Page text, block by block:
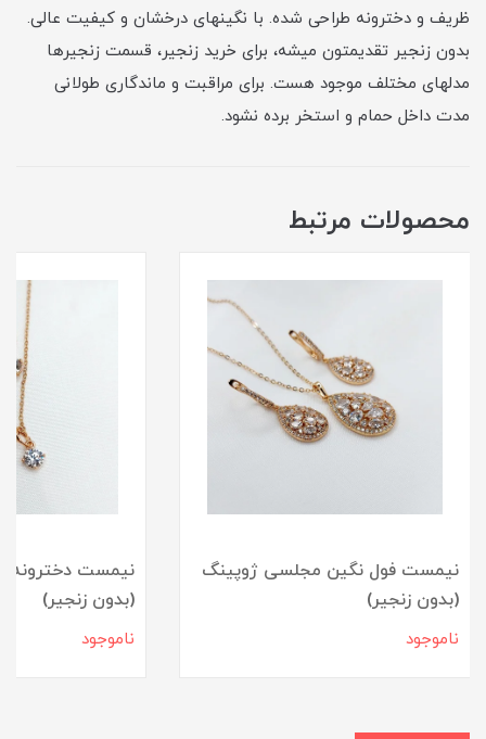
ظریف و دخترونه طراحی شده. با نگینهای درخشان و کیفیت عالی.
بدون زنجیر تقدیمتون میشه، برای خرید زنجیر، قسمت زنجیرها
مدلهای مختلف موجود هست. برای مراقبت و ماندگاری طولانی
مدت داخل حمام و استخر برده نشود.
محصولات مرتبط
نیمست فول نگین مجلسی ژوپینگ
(بدون زنجیر)
ناموجود
نیمست دخترونه
(بدون زنجیر)
ناموجود